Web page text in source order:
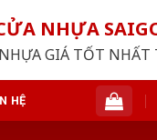
NHỰA
GIÁ TỐT NHẤT
HỆ